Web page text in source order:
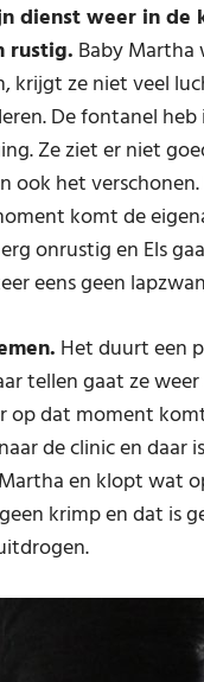
dienst weer in de
rustig. Baby
ze niet veel
De fontanel
Ze ziet er niet
ook het
komt de
onrustig en Els
eens geen
Het duurt een
tellen gaat ze
op dat moment
de clinic en daar
en klopt wat
krimp en dat is